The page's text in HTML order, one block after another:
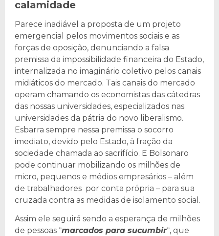
calamidade
Parece inadiável a proposta de um projeto
emergencial pelos movimentos sociais e as
forças de oposição, denunciando a falsa
premissa da impossibilidade financeira do Estado,
internalizada no imaginário coletivo pelos canais
midiáticos do mercado. Tais canais do mercado
operam chamando os economistas das cátedras
das nossas universidades, especializados nas
universidades da pátria do novo liberalismo.
Esbarra sempre nessa premissa o socorro
imediato, devido pelo Estado, à fração da
sociedade chamada ao sacrifício. E Bolsonaro
pode continuar mobilizando os milhões de
micro, pequenos e médios empresários – além
de trabalhadores por conta própria – para sua
cruzada contra as medidas de isolamento social.
Assim ele seguirá sendo a esperança de milhões
de pessoas “marcados para sucumbir“, que